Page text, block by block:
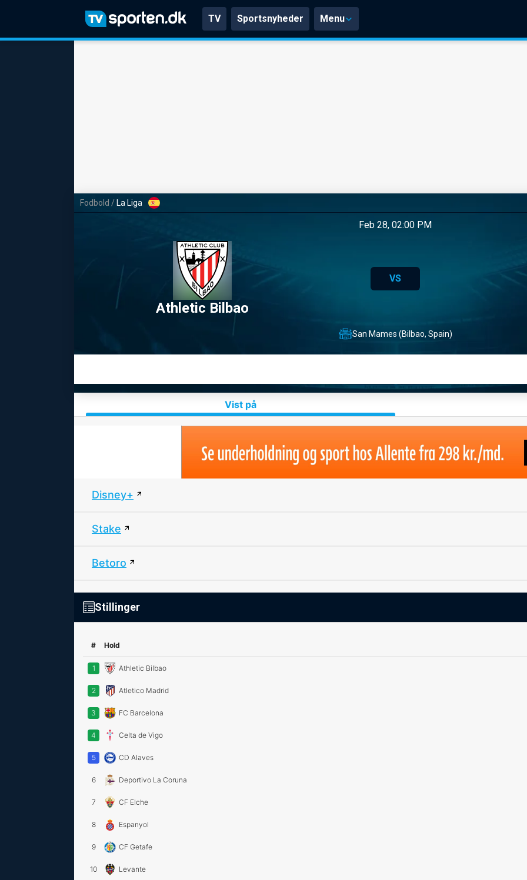
TV Sportsnyheder Menu
Fodbold / La Liga
Feb 28, 02:00 PM
Athletic Bilbao
VS
San Mames (Bilbao, Spain)
Vist på
Disney+
Stake
Betoro
Stillinger
# Hold
1 Athletic Bilbao
2 Atletico Madrid
3 FC Barcelona
4 Celta de Vigo
5 CD Alaves
6 Deportivo La Coruna
7 CF Elche
8 Espanyol
9 CF Getafe
10 Levante